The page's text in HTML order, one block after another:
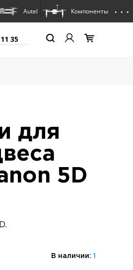
Autel Компоненты . . .
35
для
5D
В наличии: 1